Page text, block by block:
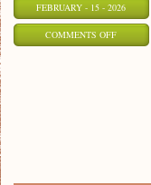
FEBRUARY - 15 - 2026
COMMENTS OFFON